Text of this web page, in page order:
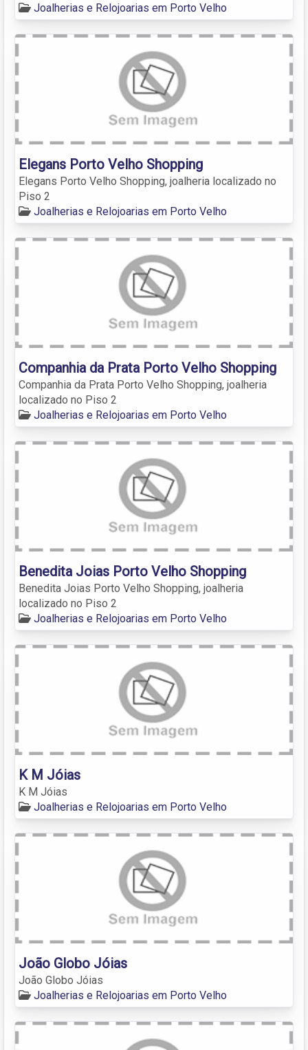
Joalherias e Relojoarias em Porto Velho
Elegans Porto Velho Shopping
Elegans Porto Velho Shopping, joalheria localizado no
Piso 2
Joalherias e Relojoarias em Porto Velho
Companhia da Prata Porto Velho Shopping
Companhia da Prata Porto Velho Shopping, joalheria
localizado no Piso 2
Joalherias e Relojoarias em Porto Velho
Benedita Joias Porto Velho Shopping
Benedita Joias Porto Velho Shopping, joalheria
localizado no Piso 2
Joalherias e Relojoarias em Porto Velho
K M Jóias
K M Jóias
Joalherias e Relojoarias em Porto Velho
João Globo Jóias
João Globo Jóias
Joalherias e Relojoarias em Porto Velho